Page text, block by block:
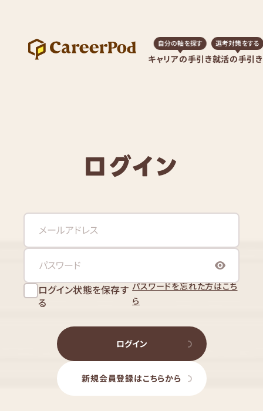
キャリアの手引き
自分の軸を探す
就活の手引き
選考対策をする
ログイン
ログイン状態を保存す
る
パスワードを忘れた方はこち
ら
ログイン
新規会員登録はこちらから